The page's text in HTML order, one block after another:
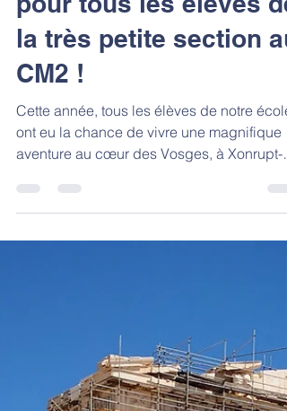
Une classe de
découverte inoubliable
pour tous les élèves de
la très petite section au
CM2 !
Cette année, tous les élèves de notre école
ont eu la chance de vivre une magnifique
aventure au cœur des Vosges, à Xonrupt-
dépaysant qu’enrichissant. Le programme,
pensé pour allier apprentissage et plaisir, a
séduit petits et grands : parcours
d’accrobranche , jeux d’équipe ,